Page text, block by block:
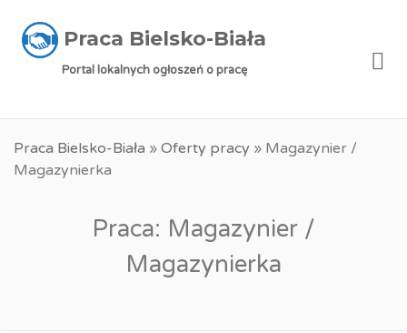
Praca Bielsko-Biała
Portal lokalnych ogłoszeń o pracę
Praca Bielsko-Biała » Oferty pracy » Magazynier /
Magazynierka
Praca: Magazynier /
Magazynierka